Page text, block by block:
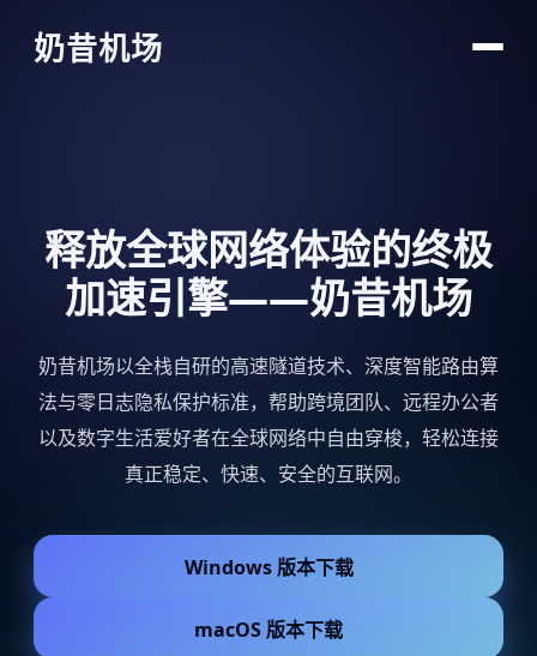
奶昔机场
释放全球网络体验的终极
加速引擎——奶昔机场
奶昔机场以全栈自研的高速隧道技术、深度智能路由算
法与零日志隐私保护标准，帮助跨境团队、远程办公者
以及数字生活爱好者在全球网络中自由穿梭，轻松连接
真正稳定、快速、安全的互联网。
Windows 版本下载
macOS 版本下载